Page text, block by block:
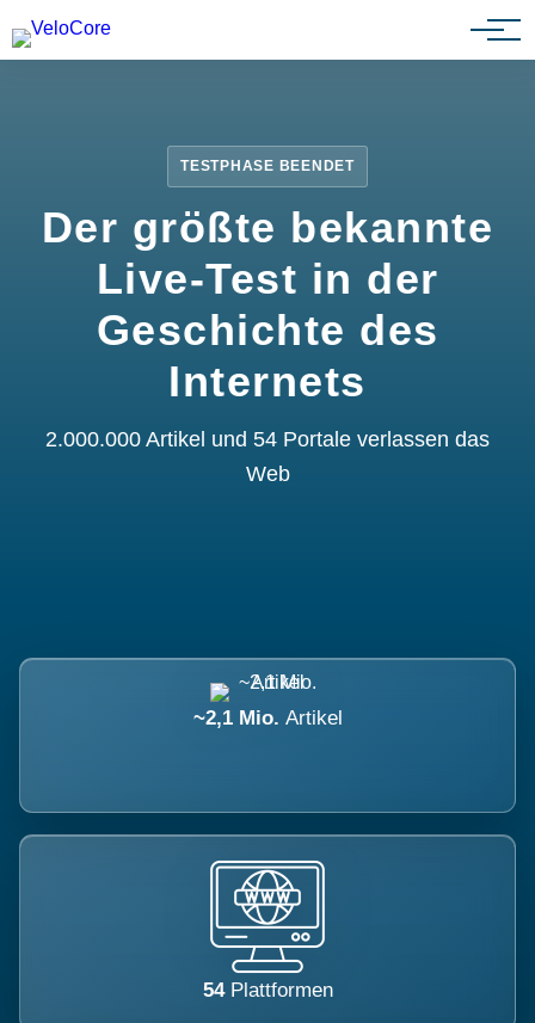
Partnerprogramm
TESTPHASE BEENDET
Der größte bekannte
Live-Test in der
Geschichte des
Internets
2.000.000 Artikel und 54 Portale verlassen das
Web
~2,1 Mio. Artikel
54 Plattformen